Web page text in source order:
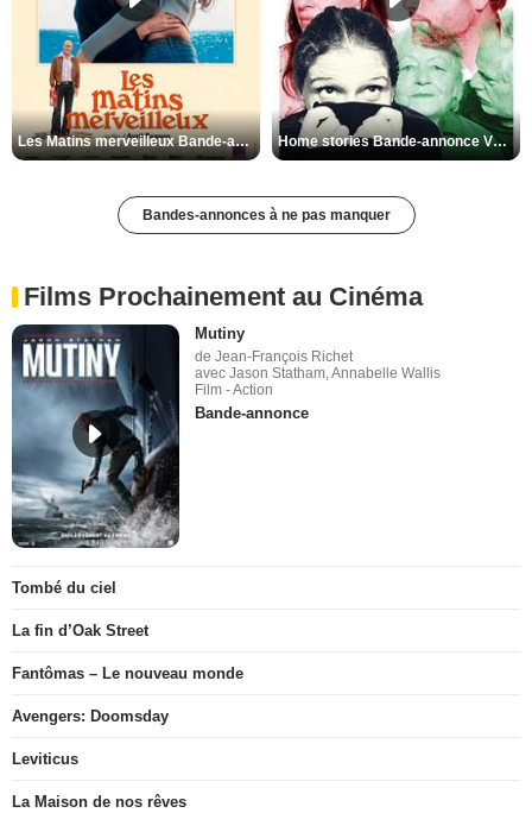
Les Matins merveilleux Bande-annonce VF Home stories Bande-annonce VO STFR
Bandes-annonces à ne pas manquer
Films Prochainement au Cinéma
Mutiny
de Jean-François Richet
avec Jason Statham, Annabelle Wallis
Film - Action
Bande-annonce
Tombé du ciel
La fin d’Oak Street
Fantômas – Le nouveau monde
Avengers: Doomsday
Leviticus
La Maison de nos rêves